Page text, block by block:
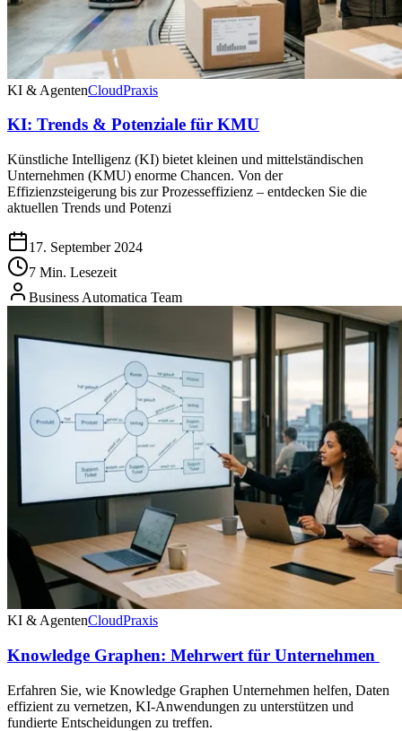
KI & AgentenCloudPraxis
KI: Trends & Potenziale für KMU
Künstliche Intelligenz (KI) bietet kleinen und mittelständischen
Unternehmen (KMU) enorme Chancen. Von der
Effizienzsteigerung bis zur Prozesseffizienz – entdecken Sie die
aktuellen Trends und Potenzi
17. September 2024
7 Min. Lesezeit
Business Automatica Team
KI & AgentenCloudPraxis
Knowledge Graphen: Mehrwert für Unternehmen
Erfahren Sie, wie Knowledge Graphen Unternehmen helfen, Daten
effizient zu vernetzen, KI-Anwendungen zu unterstützen und
fundierte Entscheidungen zu treffen.